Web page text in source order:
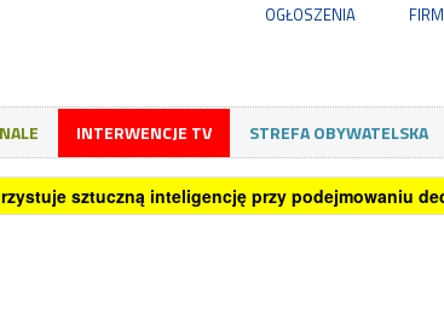
OGŁOSZENIA
INTERWENCJE TV STREFA OBYWATELSKA
sztuczną inteligencję przy podejmowaniu